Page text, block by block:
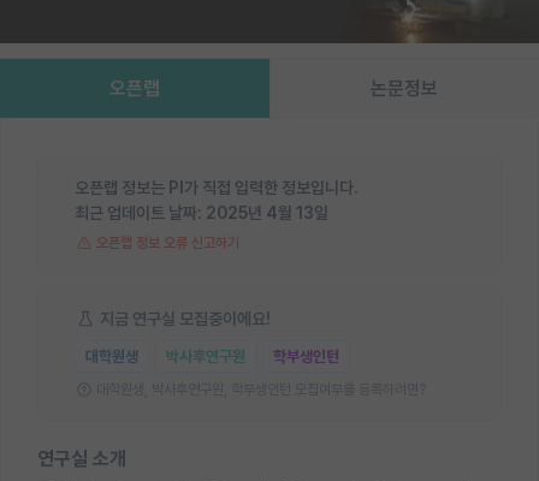
오픈랩 논문정보
오픈랩 정보는 PI가 직접 입력한 정보입니다.
최근 업데이트 날짜: 2025년 4월 13일
오픈랩 정보 오류 신고하기
지금 연구실 모집중이에요!
대학원생 박사후연구원 학부생인턴
대학원생, 박사후연구원, 학부생인턴 모집여부를 등록하려면?
연구실 소개